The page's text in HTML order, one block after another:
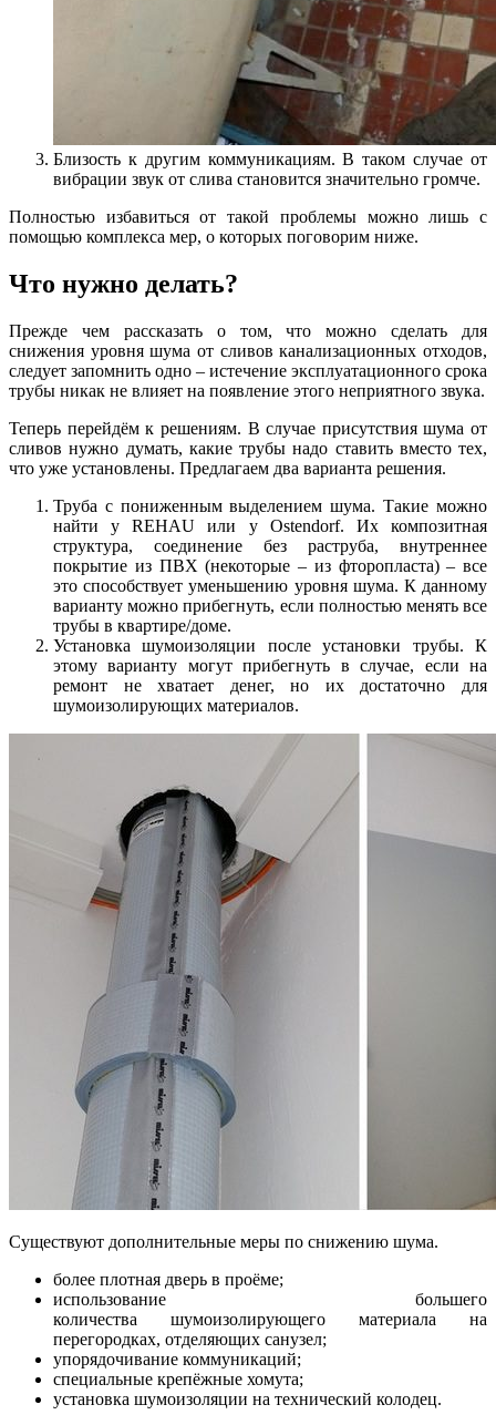
Близость к другим коммуникациям. В таком случае от
вибрации звук от слива становится значительно громче.
Полностью избавиться от такой проблемы можно лишь с
помощью комплекса мер, о которых поговорим ниже.
Что нужно делать?
Прежде чем рассказать о том, что можно сделать для
снижения уровня шума от сливов канализационных отходов,
следует запомнить одно – истечение эксплуатационного срока
трубы никак не влияет на появление этого неприятного звука.
Теперь перейдём к решениям. В случае присутствия шума от
сливов нужно думать, какие трубы надо ставить вместо тех,
что уже установлены. Предлагаем два варианта решения.
Труба с пониженным выделением шума. Такие можно
найти у REHAU или у Ostendorf. Их композитная
структура, соединение без раструба, внутреннее
покрытие из ПВХ (некоторые – из фторопласта) – все
это способствует уменьшению уровня шума. К данному
варианту можно прибегнуть, если полностью менять все
трубы в квартире/доме.
Установка шумоизоляции после установки трубы. К
этому варианту могут прибегнуть в случае, если на
ремонт не хватает денег, но их достаточно для
шумоизолирующих материалов.
Существуют дополнительные меры по снижению шума.
более плотная дверь в проёме;
использование большего
количества шумоизолирующего материала на
перегородках, отделяющих санузел;
упорядочивание коммуникаций;
специальные крепёжные хомута;
установка шумоизоляции на технический колодец.